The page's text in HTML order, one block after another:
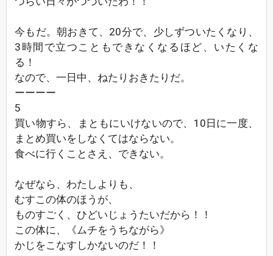
今もだ。朝おきて、20分で、少しずついたくなり、
3時間で立つこともできなくなるほど、いたくな
る！
なので、一日中、ねたりおきたりだ。
ーーーー
5
買い物すら、まともにいけないので、10日に一度、
まとめ買いをしなくてはならない。
食べに行くことさえ、できない。
なぜなら、わたしよりも、
むすこの体のほうが、
ものすごく、ひどいじょうたいだから！！
この体に、《ムチをうちながら》
かじをこなすしかないのだ！！